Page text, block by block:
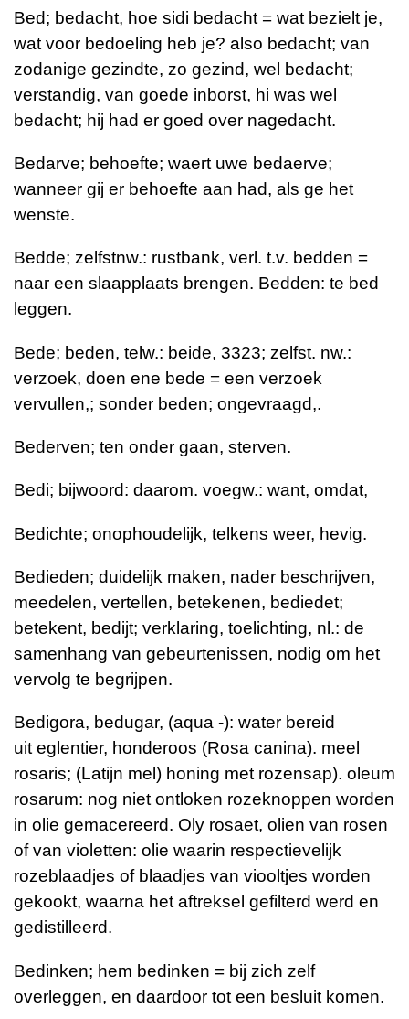
Bed; bedacht, hoe sidi bedacht = wat bezielt je,
wat voor bedoeling heb je? also bedacht; van
zodanige gezindte, zo gezind, wel bedacht;
verstandig, van goede inborst, hi was wel
bedacht; hij had er goed over nagedacht.
Bedarve; behoefte; waert uwe bedaerve;
wanneer gij er behoefte aan had, als ge het
wenste.
Bedde; zelfstnw.: rustbank, verl. t.v. bedden =
naar een slaapplaats brengen. Bedden: te bed
leggen.
Bede; beden, telw.: beide, 3323; zelfst. nw.:
verzoek, doen ene bede = een verzoek
vervullen,; sonder beden; ongevraagd,.
Bederven; ten onder gaan, sterven.
Bedi; bijwoord: daarom. voegw.: want, omdat,
Bedichte; onophoudelijk, telkens weer, hevig.
Bedieden; duidelijk maken, nader beschrijven,
meedelen, vertellen, betekenen, bediedet;
betekent, bedijt; verklaring, toelichting, nl.: de
samenhang van gebeurtenissen, nodig om het
vervolg te begrijpen.
Bedigora, bedugar, (aqua -): water bereid
uit eglentier, honderoos (Rosa canina). meel
rosaris; (Latijn mel) honing met rozensap). oleum
rosarum: nog niet ontloken rozeknoppen worden
in olie gemacereerd. Oly rosaet, olien van rosen
of van violetten: olie waarin respectievelijk
rozeblaadjes of blaadjes van viooltjes worden
gekookt, waarna het aftreksel gefilterd werd en
gedistilleerd.
Bedinken; hem bedinken = bij zich zelf
overleggen, en daardoor tot een besluit komen.